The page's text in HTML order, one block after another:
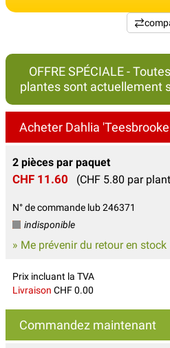
OFFRE SPÉCIALE -
plantes sont actuellement
Acheter Dahlia
2 pièces par paquet
CHF 11.60 (CHF 5.80 par
N° de commande lub 246371
indisponible
» Me prévenir du retour en stock
Prix incluant la TVA
Livraison CHF 0.00
Commandez maintenant